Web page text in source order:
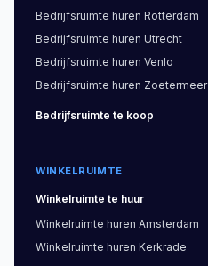
Bedrijfsruimte huren Rotterdam
Bedrijfsruimte huren Utrecht
Bedrijfsruimte huren Venlo
Bedrijfsruimte huren Zoetermeer
Bedrijfsruimte te koop
WINKELRUIMTE
Winkelruimte te huur
Winkelruimte huren Amsterdam
Winkelruimte huren Kerkrade